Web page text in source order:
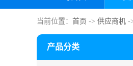
当前位置： 首页 -> 供应商机 -
产品分类